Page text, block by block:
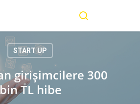
START UP
girişimcilere 300
TL hibe